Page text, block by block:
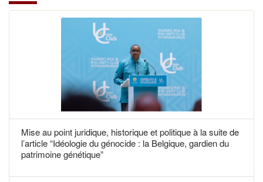
Mise au point juridique, historique et politique à la suite de
l’article “Idéologie du génocide : la Belgique, gardien du
patrimoine génétique”